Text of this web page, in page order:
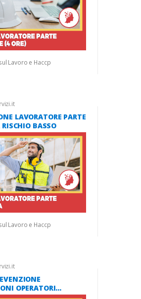
Lavoro e Haccp
LAVORATORE PARTE
RISCHIO BASSO
Lavoro e Haccp
OPERATORI